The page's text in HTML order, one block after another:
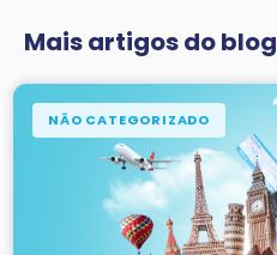
Mais artigos do blog
NÃO CATEGORIZADO